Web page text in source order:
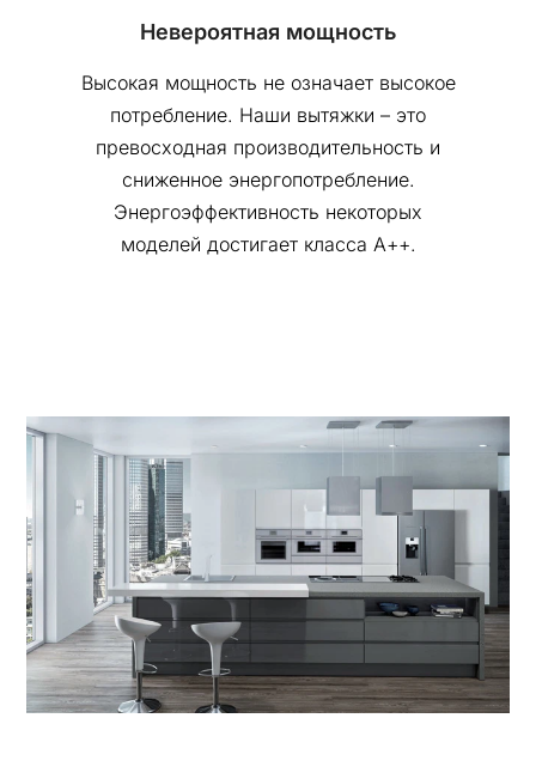
Невероятная мощность
Высокая мощность не означает высокое
потребление. Наши вытяжки – это
превосходная производительность и
сниженное энергопотребление.
Энергоэффективность некоторых
моделей достигает класса А++.